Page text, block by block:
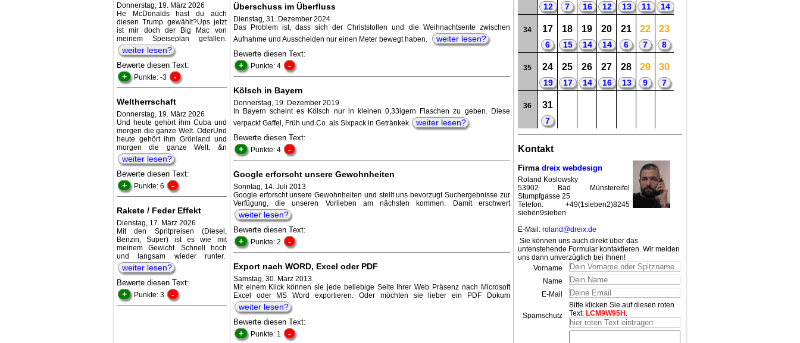
Donnerstag, 19. März 2026
He McDonalds hast du auch
diesen Trump gewählt?Ups jetzt
ist mir doch der Big Mac von
meinem Speiseplan gefallen.
weiter lesen?
Bewerte diesen Text:
+ Punkte: -3 -
Weltherrschaft
Donnerstag, 19. März 2026
Und heute gehört ihm Cuba und
morgen die ganze Welt. OderUnd
heute gehört ihm Grönland und
morgen die ganze Welt. &n
weiter lesen?
Bewerte diesen Text:
+ Punkte: 6 -
Rakete / Feder Effekt
Dienstag, 17. März 2026
Mit den Spritpreisen (Diesel,
Benzin, Super) ist es wie mit
meinem Gewicht. Schnell hoch
und langsam wieder runter.
weiter lesen?
Bewerte diesen Text:
+ Punkte: 3 -
Überschuss im Überfluss
Dienstag, 31. Dezember 2024
Das Problem ist, dass sich der Christstollen und die Weihnachtsente zwischen
Aufnahme und Ausscheiden nur einen Meter bewegt haben.
weiter lesen?
Bewerte diesen Text:
+ Punkte: 4 -
Kölsch in Bayern
Donnerstag, 19. Dezember 2019
In Bayern scheint es Kölsch nur in kleinen 0,33igern Flaschen zu geben. Diese
verpackt Gaffel, Früh und Co. als Sixpack in Getränkek
weiter lesen?
Bewerte diesen Text:
+ Punkte: 4 -
Google erforscht unsere Gewohnheiten
Sonntag, 14. Juli 2013
Google erforscht unsere Gewohnheiten und stellt uns bevorzugt Suchergebnisse zur
Verfügung, die unseren Vorlieben am nächsten kommen. Damit erschwert
weiter lesen?
Bewerte diesen Text:
+ Punkte: 2 -
Export nach WORD, Excel oder PDF
Samstag, 30. März 2013
Mit einem Klick können sie jede beliebige Seite Ihrer Web Präsenz nach Microsoft
Excel oder MS Word exportieren. Oder möchten sie lieber ein PDF Dokum
weiter lesen?
Bewerte diesen Text:
+ Punkte: 1 -
12 7 16 12 13 11 14
34 17
6
18
15
19
14
20
14
21
6
22
7
23
8
35 24
19
25
17
26
14
27
16
28
13
29
9
30
7
36 31
7
Kontakt
Firma dreix webdesign
Roland Koslowsky
53902 Bad Münstereifel
Stumpfgasse 25
Telefon: +49(1sieben2)8245
sieben9sieben
E-Mail: roland@dreix.de
Sie können uns auch direkt über das
untenstehende Formular kontaktieren. Wir melden
uns dann unverzüglich bei Ihnen!
Vorname
Name
E-Mail
Spamschutz
Bitte klicken Sie auf diesen roten
Text: LCM9W95H